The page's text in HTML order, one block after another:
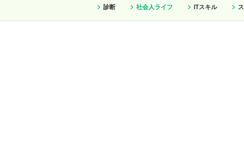
診断 社会人ライフ ITスキル